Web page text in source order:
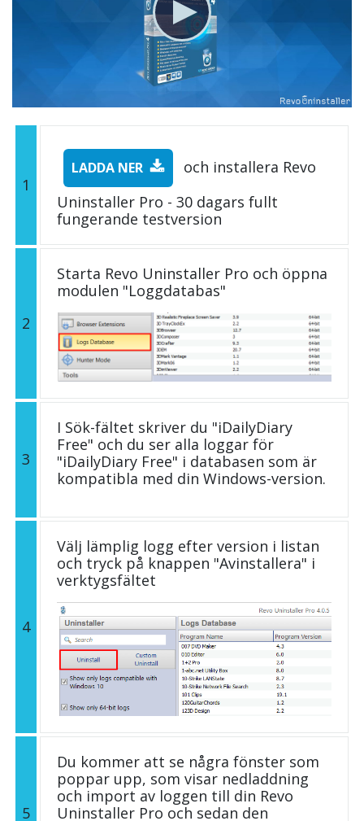
1
LADDA NER
och installera Revo
Uninstaller Pro - 30 dagars fullt
fungerande testversion
2
Starta Revo Uninstaller Pro och öppna
modulen "Loggdatabas"
3
I Sök-fältet skriver du "iDailyDiary
Free" och du ser alla loggar för
"iDailyDiary Free" i databasen som är
kompatibla med din Windows-version.
4
Välj lämplig logg efter version i listan
och tryck på knappen "Avinstallera" i
verktygsfältet
5
Du kommer att se några fönster som
poppar upp, som visar nedladdning
och import av loggen till din Revo
Uninstaller Pro och sedan den